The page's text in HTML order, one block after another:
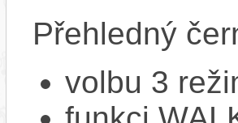
Přehledný
volbu 3